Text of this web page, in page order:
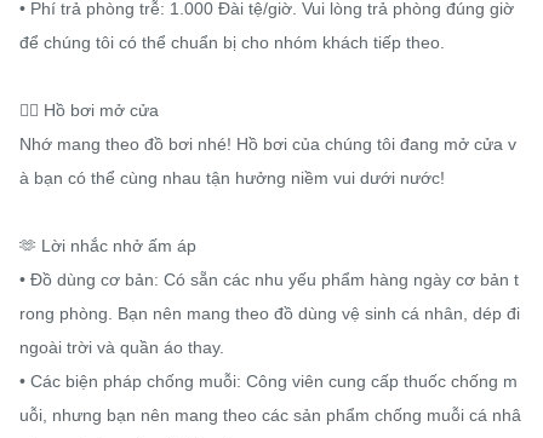
• Phí trả phòng trễ: 1.000 Đài tệ/giờ. Vui lòng trả phòng đúng giờ
để chúng tôi có thể chuẩn bị cho nhóm khách tiếp theo.
🏊‍♂️ Hồ bơi mở cửa
Nhớ mang theo đồ bơi nhé! Hồ bơi của chúng tôi đang mở cửa v
à bạn có thể cùng nhau tận hưởng niềm vui dưới nước!
🫶 Lời nhắc nhở ấm áp
• Đồ dùng cơ bản: Có sẵn các nhu yếu phẩm hàng ngày cơ bản t
rong phòng. Bạn nên mang theo đồ dùng vệ sinh cá nhân, dép đi
ngoài trời và quần áo thay.
• Các biện pháp chống muỗi: Công viên cung cấp thuốc chống m
uỗi, nhưng bạn nên mang theo các sản phẩm chống muỗi cá nhâ